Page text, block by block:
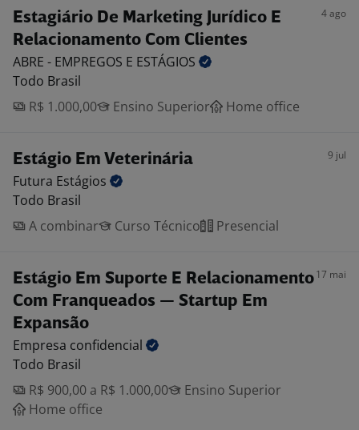
Estagiário De Marketing Jurídico E
Relacionamento Com Clientes
4 ago
ABRE - EMPREGOS E ESTÁGIOS
Todo Brasil
R$ 1.000,00
Ensino Superior Home office
Estágio Em Veterinária 9 jul
Futura Estágios
Todo Brasil
A combinar
Curso Técnico Presencial
Estágio Em Suporte E Relacionamento
Com Franqueados — Startup Em
Expansão
17 mai
Empresa confidencial
Todo Brasil
R$ 900,00 a R$ 1.000,00
Ensino Superior
Home office